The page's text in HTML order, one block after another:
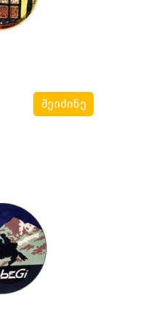
შეიძინე
Ნახვა